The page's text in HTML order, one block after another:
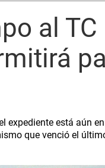
al TC
expediente está aún
que venció el